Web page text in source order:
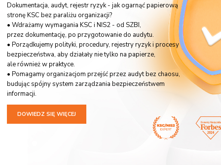
Dokumentacja, audyt, rejestr ryzyk - jak ogarnąć papierową
stronę KSC bez paraliżu organizacji?
• Wdrażamy wymagania KSC i NIS2 - od SZBI,
przez dokumentację, po przygotowanie do audytu.
• Porządkujemy polityki, procedury, rejestry ryzyk i procesy
bezpieczeństwa, aby działały nie tylko na papierze,
ale również w praktyce.
• Pomagamy organizacjom przejść przez audyt bez chaosu,
budując spójny system zarządzania bezpieczeństwem
informacji.
DOWIEDZ SIĘ WIĘCEJ